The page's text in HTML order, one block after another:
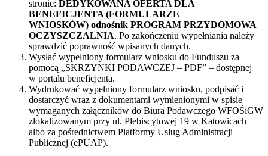
stronie: DEDYKOWANA OFERTA DLA
BENEFICJENTA (FORMULARZE
WNIOSKÓW) odnośnik PROGRAM PRZYDOMOWA
OCZYSZCZALNIA. Po zakończeniu wypełniania należy
sprawdzić poprawność wpisanych danych.
Wysłać wypełniony formularz wniosku do Funduszu za
pomocą „SKRZYNKI PODAWCZEJ – PDF” – dostępnej
w portalu beneficjenta.
Wydrukować wypełniony formularz wniosku, podpisać i
dostarczyć wraz z dokumentami wymienionymi w spisie
wymaganych załączników do Biura Podawczego WFOŚiGW
zlokalizowanym przy ul. Plebiscytowej 19 w Katowicach
albo za pośrednictwem Platformy Usług Administracji
Publicznej (ePUAP).